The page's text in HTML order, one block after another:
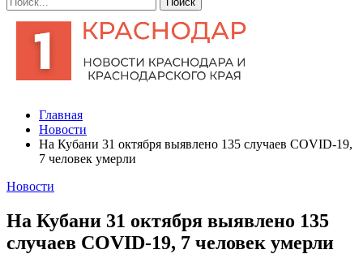
Главная
Новости
На Кубани 31 октября выявлено 135 случаев COVID-19,
7 человек умерли
Новости
На Кубани 31 октября выявлено 135
случаев COVID-19, 7 человек умерли